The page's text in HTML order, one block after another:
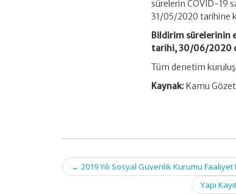
sürelerin COVID-19
31/05/2020 tarihine
Bildirim sürelerinin
tarihi, 30/06/2020
Tüm denetim
Kaynak:Kamu
Post
navigation
← 2019 Yılı Sosyal Güvenlik Kurumu
Yapı